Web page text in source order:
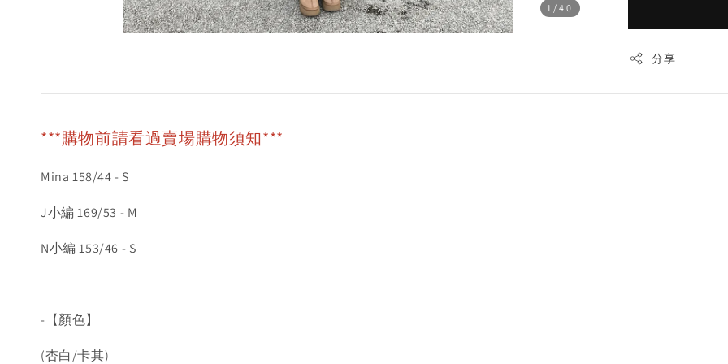
1 /40
分享
***購物前請看過賣場購物須知***
Mina 158/44 - S
J小編 169/53 - M
N小編 153/46 - S
-【顏色】
(杏白/卡其)